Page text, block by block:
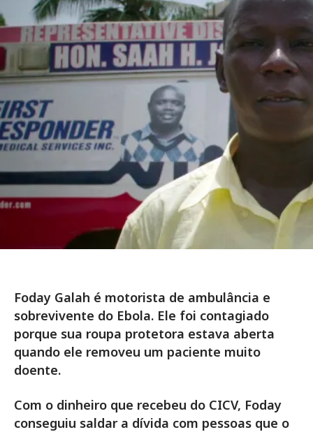
Foday Galah é motorista de ambulância e
sobrevivente do Ebola. Ele foi contagiado
porque sua roupa protetora estava aberta
quando ele removeu um paciente muito
doente.
Com o dinheiro que recebeu do CICV, Foday
conseguiu saldar a dívida com pessoas que o